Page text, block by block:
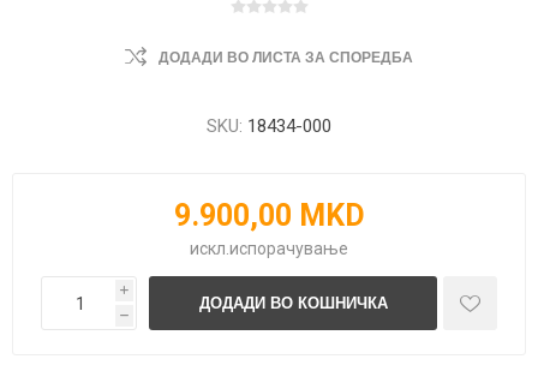
ДОДАДИ ВО ЛИСТА ЗА СПОРЕДБА
SKU: 18434-000
9.900,00 MKD
искл. испорачување
i
h